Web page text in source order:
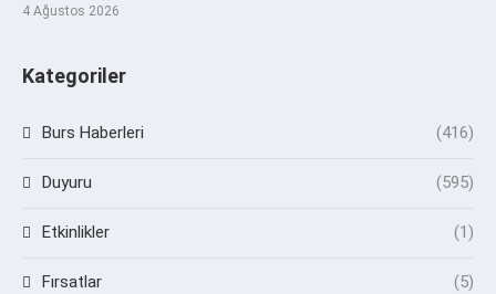
4 Ağustos 2026
Kategoriler
Burs Haberleri (416)
Duyuru (595)
Etkinlikler (1)
Fırsatlar (5)